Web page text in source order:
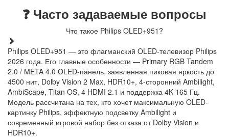
❓ Часто задаваемые вопросы
Что такое Philips OLED+951?
Philips OLED+951 — это флагманский OLED-телевизор Philips
2026 года. Его главные особенности — Primary RGB Tandem
2.0 / META 4.0 OLED-панель, заявленная пиковая яркость до
4500 нит, Dolby Vision 2 Max, HDR10+, 4-сторонний Ambilight,
AmbiScape, Titan OS, 4 HDMI 2.1 и поддержка 4K 165 Гц.
Модель рассчитана на тех, кто хочет максимальную OLED-
картинку Philips, эффектную подсветку Ambilight и
современный игровой набор без отказа от Dolby Vision и
HDR10+.